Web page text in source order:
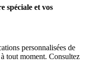
spéciale et vos
personnalisées de
tout moment. Consultez